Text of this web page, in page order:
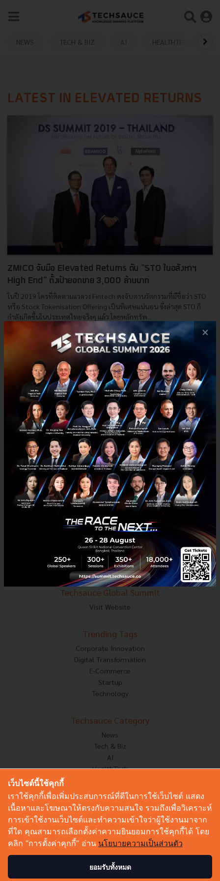
NEWS TECH & BIZ AI HEALTHTECH
LATEST IN ELEVATED RETURNS
ZMICO จับมือ Elevated Returns ดัน "STO ในอสังหาฯ
High End" ตั้งเป้ายอดขาย 3,000 ล้านบาท
ในปี 2019 ใครที่ติดตามแวดวง Fintech คงจับตานวัตกรรมที่มีชื่อว่า STO
หรือ Stock Tokenisation Offering เป็นพิเศษแน่นอน ซึ่งล่าสุด STO ก็
กำลังเกิดขึ้นในประเทศไทยจริงๆ แล้ว โดยหลักทรัพ...
| ByTechsauce Team
STO ZMICO Cryptocurrency
E-mail :contact@techsauce.co
Tel : 02-001-5375
Mobile : 06-4658-9500
Techsauce Media
About Techsauce
Techsauce Services
Privacy Policy
ส่งบทความ
Techsauce Global Summit
Visit Website
Trending Tags
Corporate Innovation
Digital Transformation
E-Commerce
Startup
Technology
Techsauce Category
News
Tech & Biz
AI
HealthTech
Corp Innov
Saucy Thoughts
Sustainable
Videos
Podcast
×
เว็บไซต์นี้ใช้คุกกี้
เราใช้คุกกี้เพื่อเพิ่มประสบการณ์ที่ดีในการใช้เว็บไซต์ แสดง
เนื้อหาและโฆษณาให้ตรงกับความสนใจ รวมถึงเพื่อวิเคราะห์
การเข้าใช้งานเว็บไซต์และทำความเข้าใจว่าผู้ใช้งานมาจาก
ที่ใด คุณสามารถเลือกตั้งค่าความยินยอมการใช้คุกกี้ได้ โดย
คลิก “การตั้งค่าคุกกี้” อ่าน นโยบายความเป็นส่วนตัว
ยอมรับทั้งหมด